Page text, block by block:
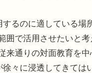
るのに適している場
囲で活用させたいと
来通りの対面教育を
徐々に浸透してきて